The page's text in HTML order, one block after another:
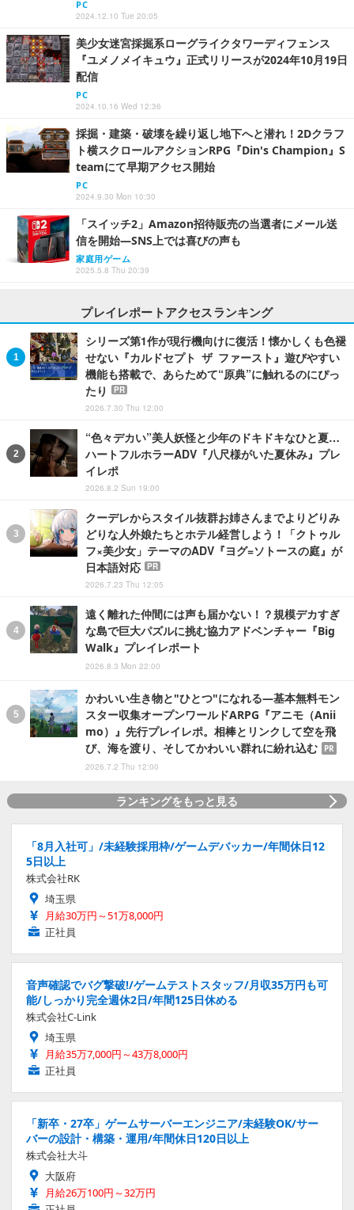
PC
2024.12.10 Tue 20:05
美少女迷宮採掘系ローグライクタワーディフェンス
『ユメノメイキュウ』正式リリースが2024年10月19日
配信
PC
2024.10.16 Wed 12:36
採掘・建築・破壊を繰り返し地下へと潜れ！2Dクラフ
ト横スクロールアクションRPG『Din's Champion』S
teamにて早期アクセス開始
PC
2024.9.30 Mon 10:30
「スイッチ2」Amazon招待販売の当選者にメール送
信を開始―SNS上では喜びの声も
家庭用ゲーム
2025.5.8 Thu 20:39
プレイレポートアクセスランキング
シリーズ第1作が現行機向けに復活！懐かしくも色褪
せない『カルドセプト ザ ファースト』遊びやすい
機能も搭載で、あらためて“原典”に触れるのにぴっ
たり
PR
2026.7.30 Thu 12:00
“色々デカい”美人妖怪と少年のドキドキなひと夏…
ハートフルホラーADV『八尺様がいた夏休み』プレ
イレポ
2026.8.2 Sun 19:00
クーデレからスタイル抜群お姉さんまでよりどりみ
どりな人外娘たちとホテル経営しよう！「クトゥル
フ×美少女」テーマのADV『ヨグ=ソトースの庭』が
日本語対応
PR
2026.7.23 Thu 12:05
遠く離れた仲間には声も届かない！？規模デカすぎ
な島で巨大パズルに挑む協力アドベンチャー『Big
Walk』プレイレポート
2026.8.3 Mon 22:00
かわいい生き物と"ひとつ"になれる―基本無料モン
スター収集オープンワールドARPG『アニモ（Anii
mo）』先行プレイレポ。相棒とリンクして空を飛
び、海を渡り、そしてかわいい群れに紛れ込む
PR
2026.7.2 Thu 12:00
ランキングをもっと見る
「8月入社可」/未経験採用枠/ゲームデバッカー/年間休日12
5日以上
株式会社RK
埼玉県
月給30万円～51万8,000円
正社員
音声確認でバグ撃破!/ゲームテストスタッフ/月収35万円も可
能/しっかり完全週休2日/年間125日休める
株式会社C-Link
埼玉県
月給35万7,000円～43万8,000円
正社員
「新卒・27卒」ゲームサーバーエンジニア/未経験OK/サー
バーの設計・構築・運用/年間休日120日以上
株式会社大斗
大阪府
月給26万100円～32万円